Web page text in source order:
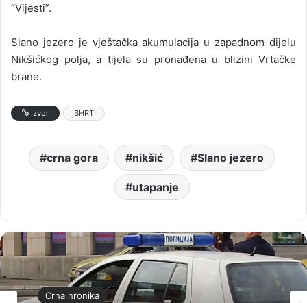
“Vijesti”.
Slano jezero je vještačka akumulacija u zapadnom dijelu
Nikšićkog polja, a tijela su pronađena u blizini Vrtačke
brane.
Izvor BHRT
crna gora nikšić Slano jezero
utapanje
Crna hronika